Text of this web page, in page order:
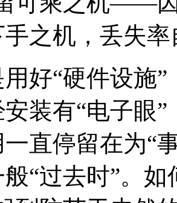
之机，丢失
“硬件设施”
装有“电子眼
一直停留在为“
“过去时”。